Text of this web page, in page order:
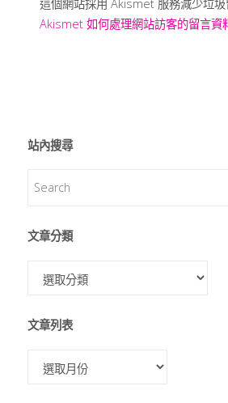
這個網站採用 Akismet 服務減少垃圾
Akismet 如何處理網站訪客的留言資
站內搜尋
文章分類
文章列表